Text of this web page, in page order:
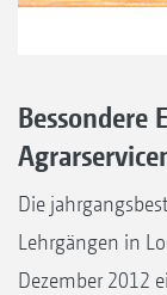
Bessondere
Die
Lehrgängen in
Dezember 2012